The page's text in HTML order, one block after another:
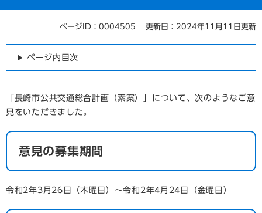
ページID：0004505 更新日：2024年11月11日更新
ページ内目次
「長崎市公共交通総合計画（素案）」について、次のようなご意
見をいただきました。
意見の募集期間
令和2年3月26日（木曜日）～令和2年4月24日（金曜日）